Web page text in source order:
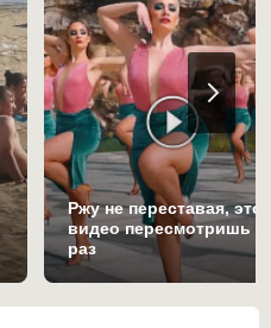
Ржу не переставая, это
видео пересмотришь
раз